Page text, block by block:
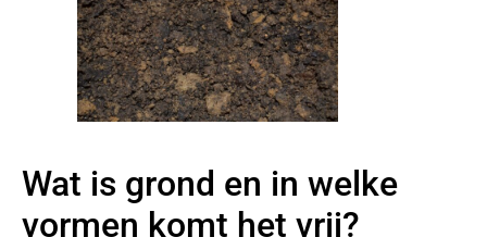
Wat is grond en in welke
vormen komt het vrij?